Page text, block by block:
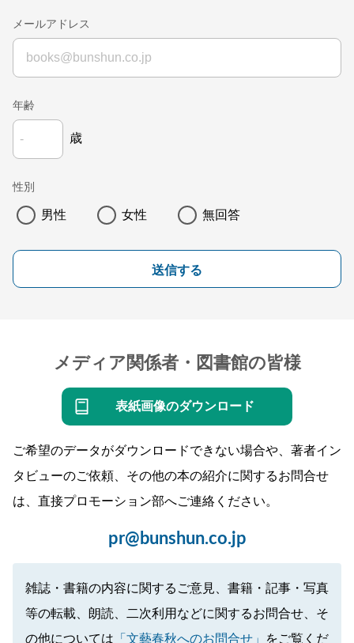
メールアドレス
年齢
歳
性別
男性 女性 無回答
送信する
メディア関係者・図書館の皆様
表紙画像のダウンロード
ご希望のデータがダウンロードできない場合や、著者イン
タビューのご依頼、その他の本の紹介に関するお問合せ
は、直接プロモーション部へご連絡ください。
pr@bunshun.co.jp
雑誌・書籍の内容に関するご意見、書籍・記事・写真
等の転載、朗読、二次利用などに関するお問合せ、そ
の他については 「文藝春秋へのお問合せ」 をご覧くだ